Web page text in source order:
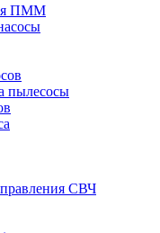
ПММ
пылесосы
СВЧ